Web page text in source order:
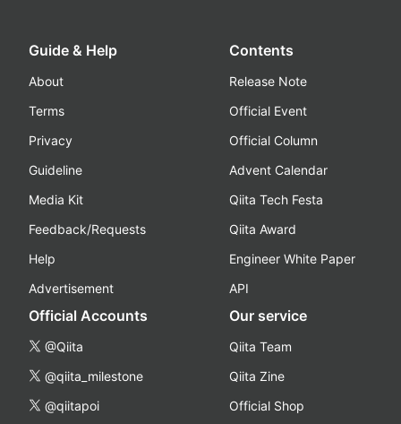
Guide & Help
About
Terms
Privacy
Guideline
Media Kit
Feedback/Requests
Help
Advertisement
Contents
Release Note
Official Event
Official Column
Advent Calendar
Qiita Tech Festa
Qiita Award
Engineer White Paper
API
Official Accounts
@Qiita
@qiita_milestone
@qiitapoi
Our service
Qiita Team
Qiita Zine
Official Shop